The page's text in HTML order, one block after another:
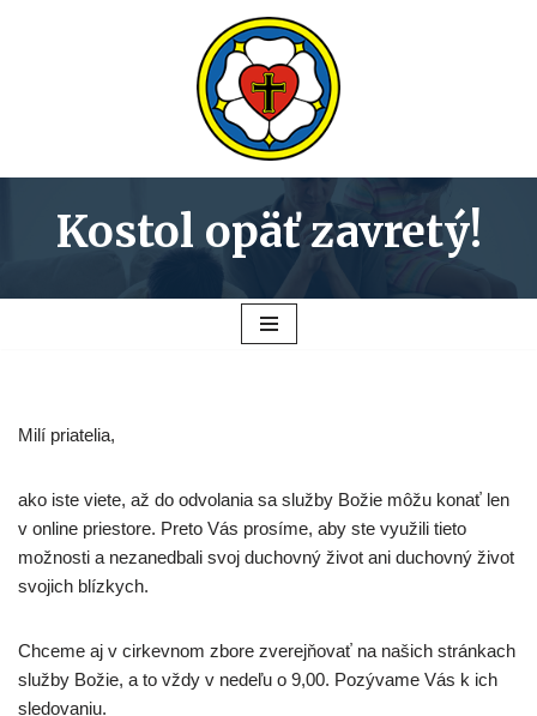
Kostol opäť zavretý!
Milí priatelia,
ako iste viete, až do odvolania sa služby Božie môžu konať len
v online priestore. Preto Vás prosíme, aby ste využili tieto
možnosti a nezanedbali svoj duchovný život ani duchovný život
svojich blízkych.
Chceme aj v cirkevnom zbore zverejňovať na našich stránkach
služby Božie, a to vždy v nedeľu o 9,00. Pozývame Vás k ich
sledovaniu.